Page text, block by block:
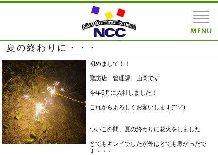
夏の終わりに・・・
初めまして！！
諏訪店 管理課 山岡です
今年6月に入社しました！
これからよろしくお願いします(*'▽')
ついこの間、夏の終わりに花火をしました
とてもキレイでしたが外はとても寒かったで
す・・・